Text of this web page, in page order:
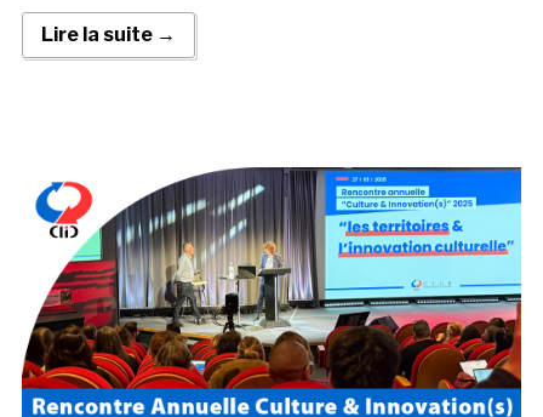
Lire la suite →